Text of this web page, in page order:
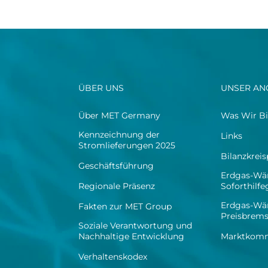
ÜBER UNS
Über MET Germany
Kennzeichnung der
Stromlieferungen 2025
Geschäftsführung
Regionale Präsenz
Fakten zur MET Group
Soziale Verantwortung und
Nachhaltige Entwicklung
Verhaltenskodex
UNSER
Was Wir
Links
Erdgas-
Erdgas-